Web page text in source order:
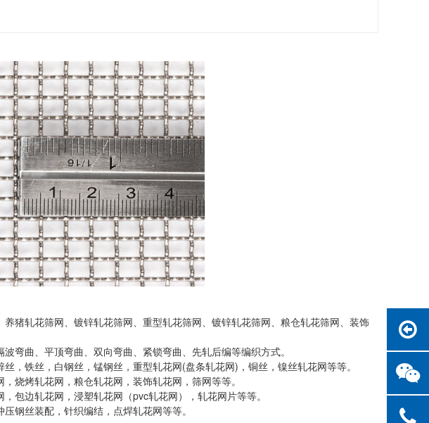
猪轧花筛网、镀锌轧花筛网、重型轧花筛网、镀锌轧花筛网、粮仓轧花筛网、装饰
弯曲、平顶弯曲、双向弯曲、紧锁弯曲、先轧后编等编织方式。
，铁丝，白钢丝，锰钢丝，重型轧花网(盘条轧花网)，铜丝，镍丝轧花网等等。
烧烤轧花网，粮仓轧花网，装饰轧花网，筛网等等。
包边轧花网，浸塑轧花网（pvc轧花网），轧花网片等等。
钢丝装配，针织编结，点焊轧花网等等。